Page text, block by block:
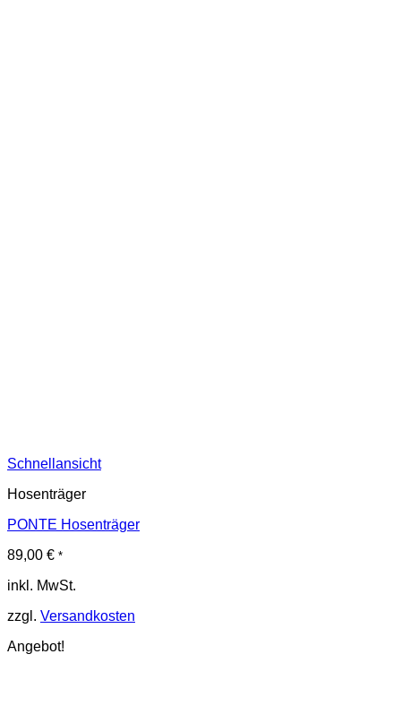
Schnellansicht
Hosenträger
PONTE Hosenträger
89,00 € *
inkl. MwSt.
zzgl. Versandkosten
Angebot!